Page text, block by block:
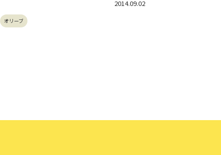
2014.09.02
オリーブ